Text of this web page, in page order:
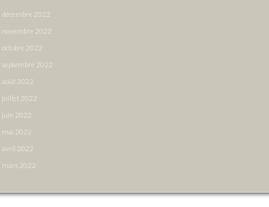
décembre 2022
novembre 2022
octobre 2022
septembre 2022
août 2022
juillet 2022
juin 2022
mai 2022
avril 2022
mars 2022